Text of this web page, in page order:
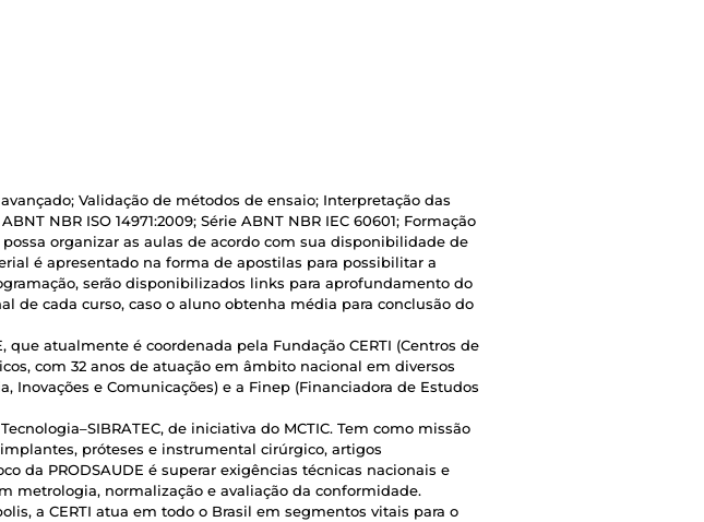
Validação de métodos de ensaio; Interpretação das
NBR ISO 14971:2009; Série ABNT NBR IEC 60601; Formação
organizar as aulas de acordo com sua disponibilidade de
é apresentado na forma de apostilas para possibilitar a
serão disponibilizados links para aprofundamento do
de cada curso, caso o aluno obtenha média para conclusão do
que atualmente é coordenada pela Fundação CERTI (Centros de
com 32 anos de atuação em âmbito nacional em diversos
Inovações e Comunicações) e a Finep (Financiadora de Estudos
de iniciativa do MCTIC. Tem como missão
próteses e instrumental cirúrgico, artigos
da PRODSAUDE é superar exigências técnicas nacionais e
metrologia, normalização e avaliação da conformidade.
a CERTI atua em todo o Brasil em segmentos vitais para o